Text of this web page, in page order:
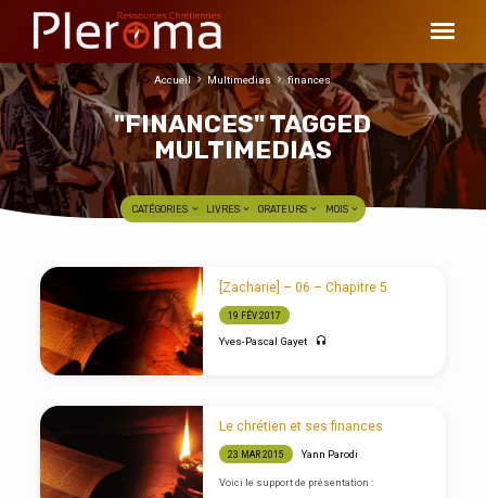
"FINANCES" TAGGED
MULTIMEDIAS
Accueil Multimedias finances
CATÉGORIES LIVRES ORATEURS MOIS
"FINANCES"
TAGGED
MULTIMEDIAS
[Zacharie] – 06 – Chapitre 5
19 FÉV 2017
Yves-Pascal Gayet
Le chrétien et ses finances
23 MAR 2015 Yann Parodi
Voici le support de présentation :